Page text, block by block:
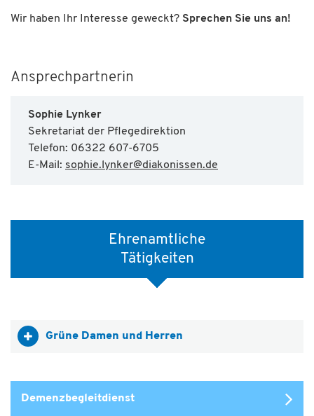
Wir haben Ihr Interesse geweckt? Sprechen Sie uns an!
Ansprechpartnerin
Sophie Lynker
Sekretariat der Pflegedirektion
Telefon: 06322 607-6705
E-Mail: sophie.lynker@diakonissen.de
Ehrenamtliche
Tätigkeiten
Grüne Damen und Herren
Demenzbegleitdienst